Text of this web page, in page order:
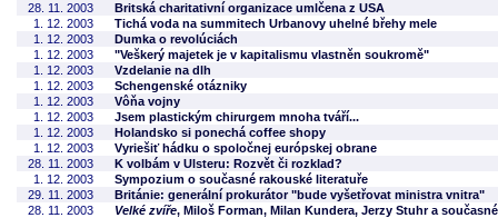
28. 11. 2003
Britská charitativní organizace umlčena z USA
1. 12. 2003
Tichá voda na summitech Urbanovy uhelné břehy mele
1. 12. 2003
Dumka o revolúciách
1. 12. 2003
"Veškerý majetek je v kapitalismu vlastněn soukromě"
1. 12. 2003
Vzdelanie na dlh
1. 12. 2003
Schengenské otázniky
1. 12. 2003
Vôňa vojny
1. 12. 2003
Jsem plastickým chirurgem mnoha tváří...
1. 12. 2003
Holandsko si ponechá coffee shopy
1. 12. 2003
Vyriešiť hádku o spoločnej európskej obrane
28. 11. 2003
K volbám v Ulsteru: Rozvět či rozklad?
1. 12. 2003
Sympozium o současné rakouské literatuře
29. 11. 2003
Británie: generální prokurátor "bude vyšetřovat ministra vnitra"
28. 11. 2003
Velké zvíře, Miloš Forman, Milan Kundera, Jerzy Stuhr a